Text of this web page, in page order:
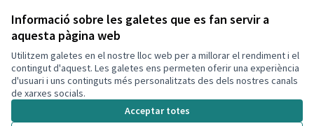
Informació sobre les galetes que es fan servir a
aquesta pàgina web
Utilitzem galetes en el nostre lloc web per a millorar el rendiment i el
contingut d'aquest. Les galetes ens permeten oferir una experiència
d'usuari i uns continguts més personalitzats des dels nostres canals
de xarxes socials.
Acceptar totes
Veure totes les propostes retirades
Termes i condicions d'ús
Configuració de les galetes
Decidim Calafell a X
(Enllaç extern)
Decidim Calafell a Facebook
Decidim Calafell a YouTube
Decidim Calafell a GitHub
(Enllaç extern)